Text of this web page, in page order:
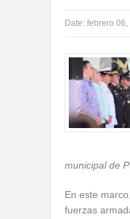
Date: febrero 06,
municipal de
En este
fuerzas